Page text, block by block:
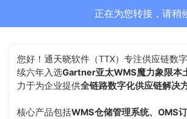
通天晓-售前客服正在为您
您好！通天晓软件（TTX）专注供应链数
续六年入选Gartner亚太WMS魔力象限本
力于为企业提供全链路数字化供应链解决方
核心产品包括WMS仓储管理系统、OMS订